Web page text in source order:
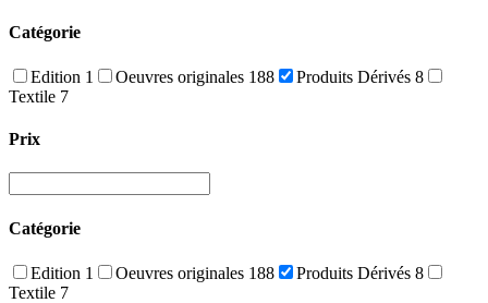
Catégorie
Edition 1 Oeuvres originales 188 Produits Dérivés 8
Textile 7
Prix
Catégorie
Edition 1 Oeuvres originales 188 Produits Dérivés 8
Textile 7